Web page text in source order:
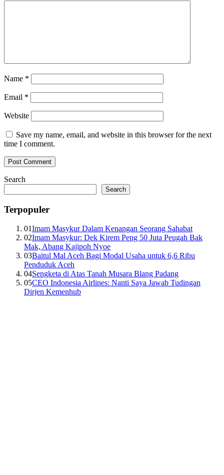
Name *
Email *
Website
Save my name, email, and website in this browser for the next
time I comment.
Search
Search
Terpopuler
01Imam Masykur Dalam Kenangan Seorang Sahabat
02Imam Masykur: Dek Kirem Peng 50 Juta Peugah Bak
Mak, Abang Kajipoh Nyoe
03Baitul Mal Aceh Bagi Modal Usaha untuk 6,6 Ribu
Penduduk Aceh
04Sengketa di Atas Tanah Musara Blang Padang
05CEO Indonesia Airlines: Nanti Saya Jawab Tudingan
Dirjen Kemenhub